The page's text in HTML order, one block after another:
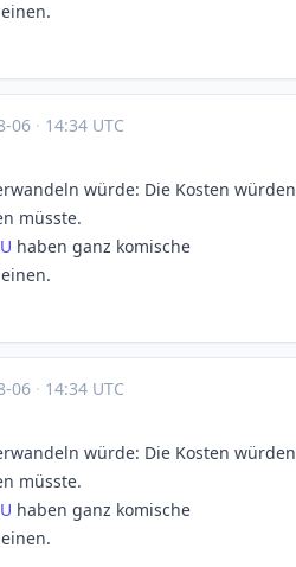
06 · 14:34 UTC
würde: Die Kosten würden
müsste.
haben ganz komische
06 · 14:34 UTC
würde: Die Kosten würden
müsste.
haben ganz komische